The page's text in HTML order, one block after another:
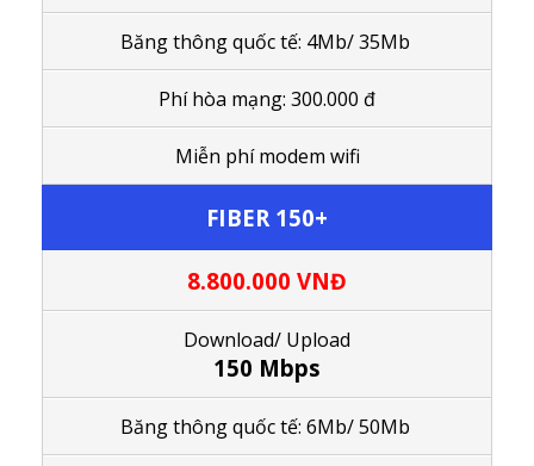
Băng thông quốc tế: 4Mb/ 35Mb
Phí hòa mạng: 300.000 đ
Miễn phí modem wifi
FIBER 150+
8.800.000 VNĐ
Download/ Upload
150 Mbps
Băng thông quốc tế: 6Mb/ 50Mb